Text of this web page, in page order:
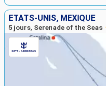
ÉTATS-UNIS, MEXIQUE
5 jours, Serenade of the Seas